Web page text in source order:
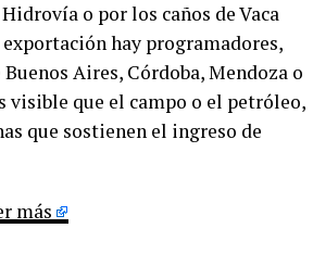
o por los caños de Vaca
hay programadores,
Aires, Córdoba, Mendoza o
visible que el campo o el petróleo,
que sostienen el ingreso de
más